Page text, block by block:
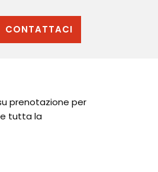
CONTATTACI
prenotazione per
tutta la